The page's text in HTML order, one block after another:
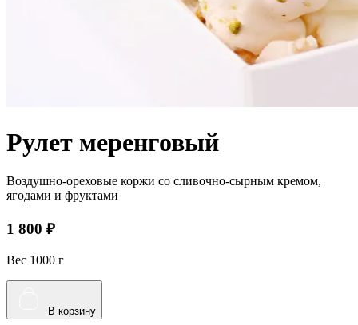
Рулет меренговый
Воздушно-ореховые коржи со сливочно-сырным кремом,
ягодами и фруктами
1 800 ₽
Вес 1000 г
В корзину